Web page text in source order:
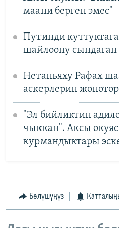
маани берген эмес"
Путинди
шайлоону сындаган
Нетаньяху Рафах
аскерлерин
"Эл бийликтин
чыккан". Аксы
курмандыктары
Бөлүшүңүз